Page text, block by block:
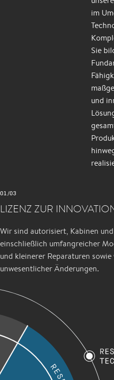
im
Sie
und
01/03
LIZENZ ZUR
Wir sind autorisiert, Kabinen
einschließlich umfangreicher
und kleinerer Reparaturen
unwesentlicher Änderungen.